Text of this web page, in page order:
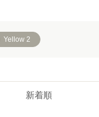
Yellow 2
新着順